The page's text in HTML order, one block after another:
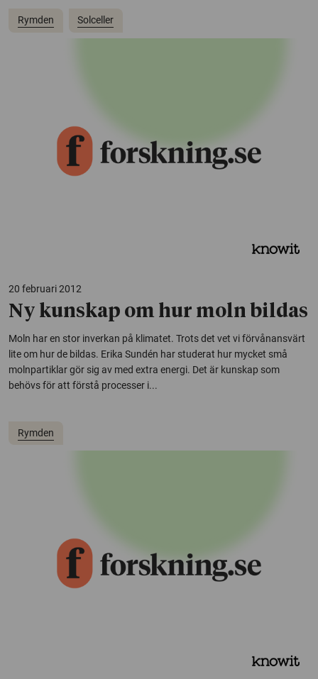
Rymden Solceller
20 februari 2012
Ny kunskap om hur moln bildas
Moln har en stor inverkan på klimatet. Trots det vet vi förvånansvärt
lite om hur de bildas. Erika Sundén har studerat hur mycket små
molnpartiklar gör sig av med extra energi. Det är kunskap som
behövs för att förstå processer i...
Rymden